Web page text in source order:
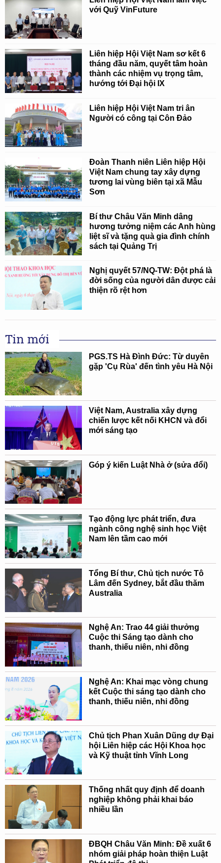
với Quỹ VinFuture
Liên hiệp Hội Việt Nam sơ kết 6
tháng đầu năm, quyết tâm hoàn
thành các nhiệm vụ trọng tâm,
hướng tới Đại hội IX
Liên hiệp Hội Việt Nam tri ân
Người có công tại Côn Đảo
Đoàn Thanh niên Liên hiệp Hội
Việt Nam chung tay xây dựng
tương lai vùng biên tại xã Mẫu
Sơn
Bí thư Châu Văn Minh dâng
hương tưởng niệm các Anh hùng
liệt sĩ và tặng quà gia đình chính
sách tại Quảng Trị
Nghị quyết 57/NQ-TW: Đột phá là
đời sống của người dân được cải
thiện rõ rệt hơn
Tin mới
PGS.TS Hà Đình Đức: Từ duyên
gặp 'Cụ Rùa' đến tình yêu Hà Nội
Việt Nam, Australia xây dựng
chiến lược kết nối KHCN và đổi
mới sáng tạo
Góp ý kiến Luật Nhà ở (sửa đổi)
Tạo động lực phát triển, đưa
ngành công nghệ sinh học Việt
Nam lên tầm cao mới
Tổng Bí thư, Chủ tịch nước Tô
Lâm đến Sydney, bắt đầu thăm
Australia
Nghệ An: Trao 44 giải thưởng
Cuộc thi Sáng tạo dành cho
thanh, thiếu niên, nhi đồng
Nghệ An: Khai mạc vòng chung
kết Cuộc thi sáng tạo dành cho
thanh, thiếu niên, nhi đồng
Chủ tịch Phan Xuân Dũng dự Đại
hội Liên hiệp các Hội Khoa học
và Kỹ thuật tỉnh Vĩnh Long
Thống nhất quy định để doanh
nghiệp không phải khai báo
nhiều lần
ĐBQH Châu Văn Minh: Đề xuất 6
nhóm giải pháp hoàn thiện Luật